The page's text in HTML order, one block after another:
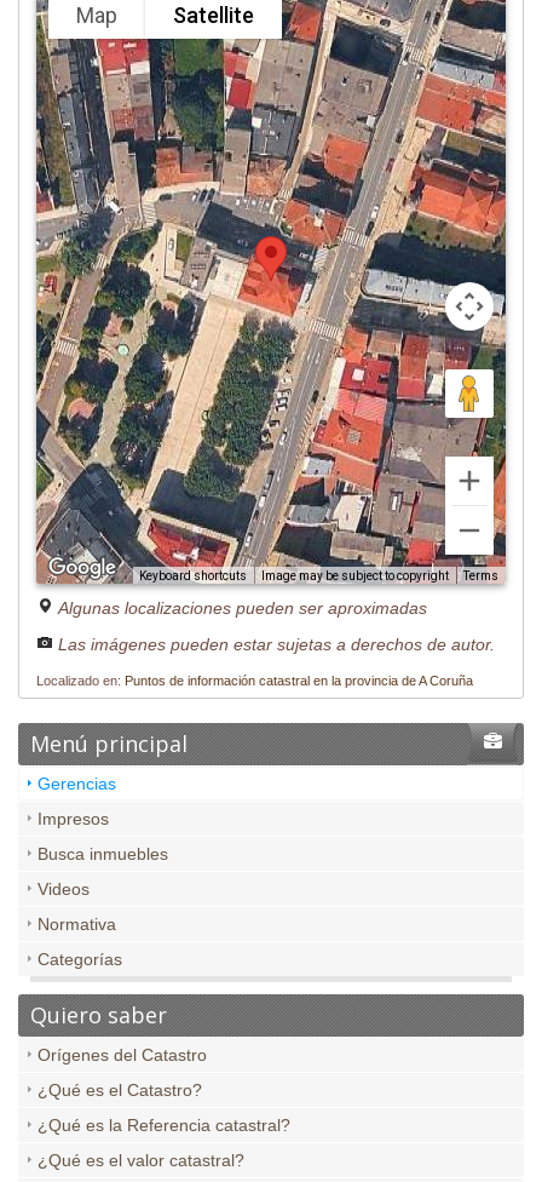
Map Satellite
Keyboard shortcuts Image may be subject to copyright Terms
Algunas localizaciones pueden ser aproximadas
Las imágenes pueden estar sujetas a derechos de autor.
Localizado en: Puntos de información catastral en la provincia de A Coruña
Menú principal
Gerencias
Impresos
Busca inmuebles
Videos
Normativa
Categorías
Quiero saber
Orígenes del Catastro
¿Qué es el Catastro?
¿Qué es la Referencia catastral?
¿Qué es el valor catastral?